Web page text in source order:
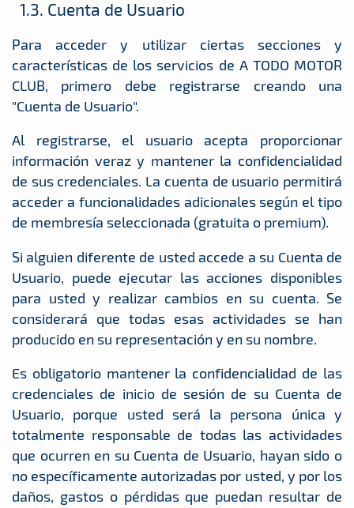
1.3. Cuenta de Usuario
Para acceder y utilizar ciertas secciones y
características de los servicios de A TODO MOTOR
CLUB, primero debe registrarse creando una
"Cuenta de Usuario".
Al registrarse, el usuario acepta proporcionar
información veraz y mantener la confidencialidad
de sus credenciales. La cuenta de usuario permitirá
acceder a funcionalidades adicionales según el tipo
de membresía seleccionada (gratuita o premium).
Si alguien diferente de usted accede a su Cuenta de
Usuario, puede ejecutar las acciones disponibles
para usted y realizar cambios en su cuenta. Se
considerará que todas esas actividades se han
producido en su representación y en su nombre.
Es obligatorio mantener la confidencialidad de las
credenciales de inicio de sesión de su Cuenta de
Usuario, porque usted será la persona única y
totalmente responsable de todas las actividades
que ocurren en su Cuenta de Usuario, hayan sido o
no específicamente autorizadas por usted, y por los
daños, gastos o pérdidas que puedan resultar de